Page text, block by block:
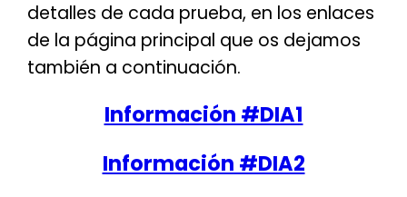
detalles de cada prueba, en los enlaces
de la página principal que os dejamos
también a continuación.
Información #DIA1
Información #DIA2